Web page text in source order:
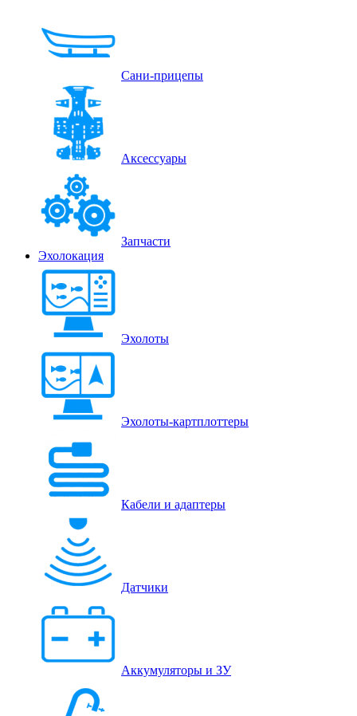
Сани-прицепы
Аксессуары
Запчасти
Эхолокация
Эхолоты
Эхолоты-картплоттеры
Кабели и адаптеры
Датчики
Аккумуляторы и ЗУ